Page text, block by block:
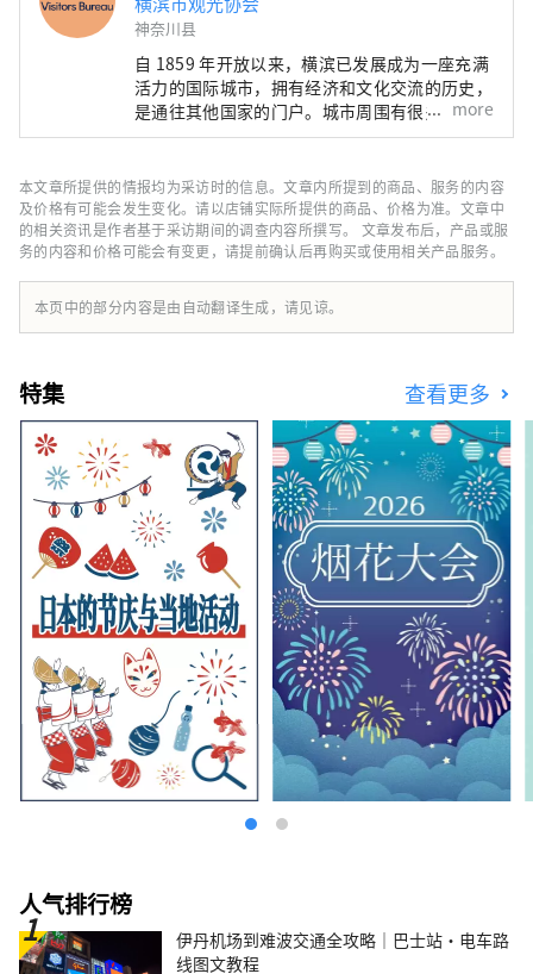
神奈川县
自 1859 年开放以来，横滨已发展成为一座充满
活力的国际城市，拥有经济和文化交流的历史，
是通往其他国家的门户。城市周围有很多景点讲
述着开港的故事，这里是一个开放的港口城镇，
港未来21地区为中心不断变化和发展的城市，
该地区正在为全球企业提供最先进的体验设施和
研发基地。欢迎来到这座令人兴奋的城市，它融
合了精致的城市滨水区和田园诗般的绿色郊区的
魅力！
more
本文章所提供的情报均为采访时的信息。文章内所提到的商品、服务的内容
及价格有可能会发生变化。请以店铺实际所提供的商品、价格为准。文章中
的相关资讯是作者基于采访期间的调查内容所撰写。 文章发布后，产品或服
务的内容和价格可能会有变更，请提前确认后再购买或使用相关产品服务。
本页中的部分内容是由自动翻译生成，请见谅。
特集 查看更多
人气排行榜
伊丹机场到难波交通全攻略｜巴士站・电车路
线图文教程